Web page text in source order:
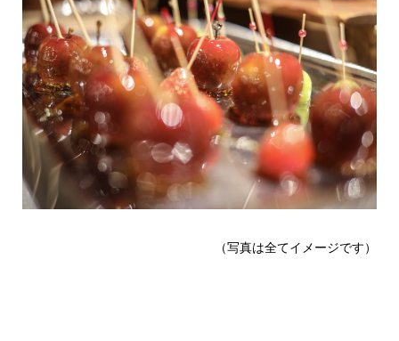
（写真は全てイメージです）